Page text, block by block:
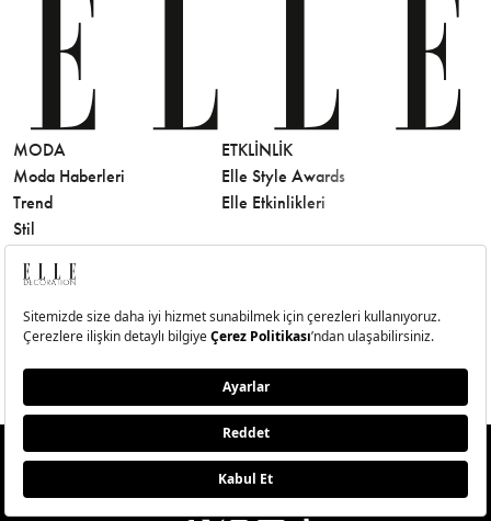
MODA
Moda Haberleri
Trend
Stil
Defile
Mücevher & Saat
ETKLINLIK
Elle Style Awards
Elle Etkinlikleri